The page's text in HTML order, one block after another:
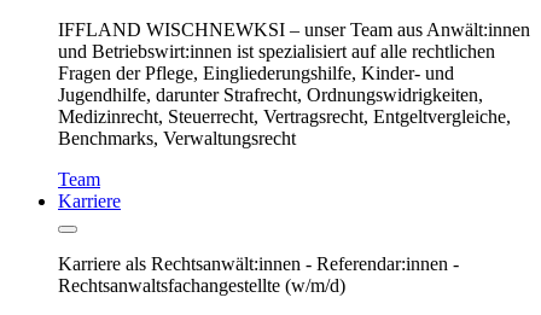
IFFLAND WISCHNEWKSI – unser Team aus Anwält:innen
und Betriebswirt:innen ist spezialisiert auf alle rechtlichen
Fragen der Pflege, Eingliederungshilfe, Kinder- und
Jugendhilfe, darunter Strafrecht, Ordnungswidrigkeiten,
Medizinrecht, Steuerrecht, Vertragsrecht, Entgeltvergleiche,
Benchmarks, Verwaltungsrecht
Team
Karriere
Karriere als Rechtsanwält:innen - Referendar:innen -
Rechtsanwaltsfachangestellte (w/m/d)